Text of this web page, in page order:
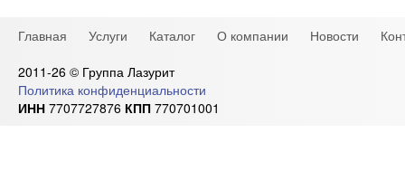
Главная Услуги Каталог О компании Новости
2011-26 © Группа Лазурит
Политика конфиденциальности
ИНН 7707727876 КПП 770701001